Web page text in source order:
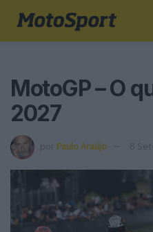
MotoGP – O
2027
por Paulo Araújo 8